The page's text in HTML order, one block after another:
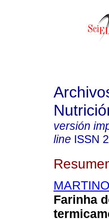
versión
line ISSN
Farinha